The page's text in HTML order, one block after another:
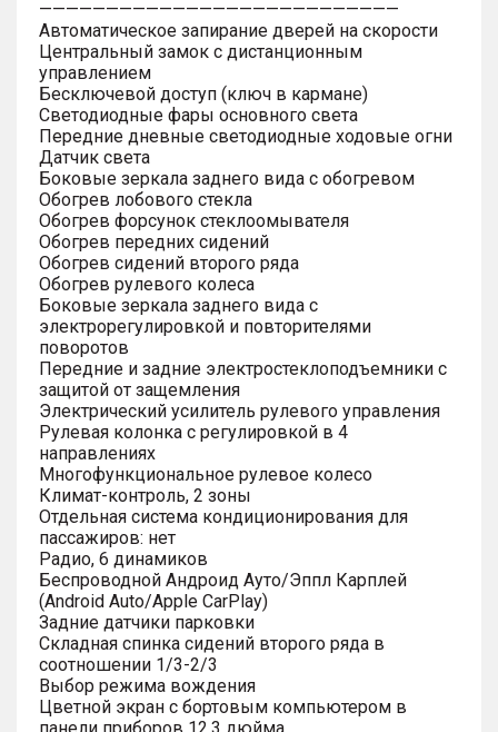
———————————————————————————
Автоматическое запирание дверей на скорости
Центральный замок с дистанционным
управлением
Бесключевой доступ (ключ в кармане)
Светодиодные фары основного света
Передние дневные светодиодные ходовые огни
Датчик света
Боковые зеркала заднего вида с обогревом
Обогрев лобового стекла
Обогрев форсунок стеклоомывателя
Обогрев передних сидений
Обогрев сидений второго ряда
Обогрев рулевого колеса
Боковые зеркала заднего вида с
электрорегулировкой и повторителями
поворотов
Передние и задние электростеклоподъемники с
защитой от защемления
Электрический усилитель рулевого управления
Рулевая колонка с регулировкой в 4
направлениях
Многофункциональное рулевое колесо
Климат-контроль, 2 зоны
Отдельная система кондиционирования для
пассажиров: нет
Радио, 6 динамиков
Беспроводной Андроид Ауто/Эппл Карплей
(Android Auto/Apple CarPlay)
Задние датчики парковки
Складная спинка сидений второго ряда в
соотношении 1/3-2/3
Выбор режима вождения
Цветной экран с бортовым компьютером в
панели приборов 12.3 дюйма